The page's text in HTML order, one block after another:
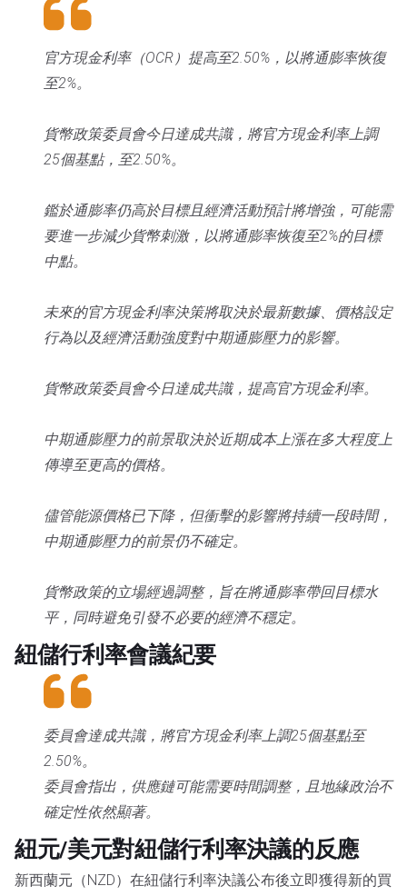
官方現金利率（OCR）提高至2.50%，以將通膨率恢復
至2%。
貨幣政策委員會今日達成共識，將官方現金利率上調
25個基點，至2.50%。
鑑於通膨率仍高於目標且經濟活動預計將增強，可能需
要進一步減少貨幣刺激，以將通膨率恢復至2%的目標
中點。
未來的官方現金利率決策將取決於最新數據、價格設定
行為以及經濟活動強度對中期通膨壓力的影響。
貨幣政策委員會今日達成共識，提高官方現金利率。
中期通膨壓力的前景取決於近期成本上漲在多大程度上
傳導至更高的價格。
儘管能源價格已下降，但衝擊的影響將持續一段時間，
中期通膨壓力的前景仍不確定。
貨幣政策的立場經過調整，旨在將通膨率帶回目標水
平，同時避免引發不必要的經濟不穩定。
紐儲行利率會議紀要
委員會達成共識，將官方現金利率上調25個基點至
2.50%。
委員會指出，供應鏈可能需要時間調整，且地緣政治不
確定性依然顯著。
紐元/美元對紐儲行利率決議的反應
新西蘭元（NZD）在紐儲行利率決議公布後立即獲得新的買